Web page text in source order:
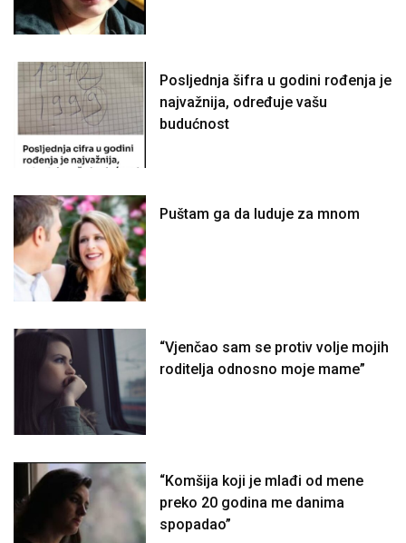
Posljednja šifra u godini rođenja je
najvažnija, određuje vašu
budućnost
Puštam ga da luduje za mnom
“Vjenčao sam se protiv volje mojih
roditelja odnosno moje mame”
“Komšija koji je mlađi od mene
preko 20 godina me danima
spopadao”